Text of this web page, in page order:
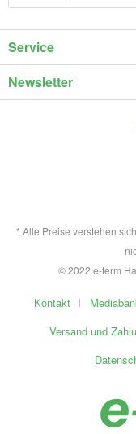
Service
Newsletter
* Alle Preise verstehen
© 2022 e-term
Kontakt
Versand und